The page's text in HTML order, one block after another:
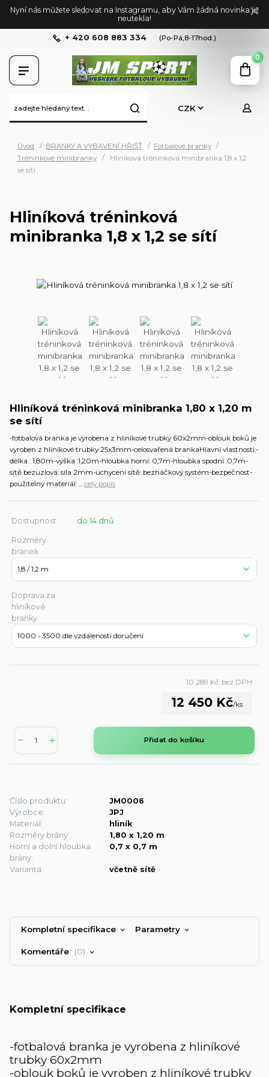
Nyní nás můžete sledovat na Instagramu, aby Vám žádná novinka již
neutekla!
CZK
+ 420 608 883 334 (Po-Pá,8-17hod.)
0
Úvod BRANKY A VYBAVENÍ HŘIŠŤ
Fotbalové branky
Tréninkové minibranky
Hliníková tréninková minibranka 1,8 x 1,2
se sítí
Hliníková tréninková
minibranka 1,8 x 1,2 se sítí
Hliníková tréninková minibranka 1,80 x 1,20 m
se sítí
-fotbalová branka je vyrobena z hliníkové trubky 60x2mm-oblouk boků je
vyroben z hliníkové trubky 25x3mm-celosvařená brankaHlavní vlastnosti:-
délka : 1,80m-výška :1,20m-hloubka horní: 0,7m-hloubka spodní :0,7m-
sítě bezuzlová: síla 2mm-uchycení sítě: bezháčkový systém-bezpečnost-
použitelný materiál: ... celý popis
Dostupnost do 14 dnů
Rozměry
branek
Doprava za
hliníkové
branky
12 450 Kč/ks
10 289 Kč bez DPH
Přidat do košíku
Číslo produktu:
JM0006
Výrobce:
JPJ
Materiál:
hliník
Rozměry brány:
1,80 x 1,20 m
Horní a dolní hloubka
brány:
0,7 x 0,7 m
Varianta: včetně sítě
Kompletní specifikace Parametry
Komentáře 0
Kompletní specifikace
-fotbalová branka je vyrobena z hliníkové
trubky 60x2mm
-oblouk boků je vyroben z hliníkové trubky